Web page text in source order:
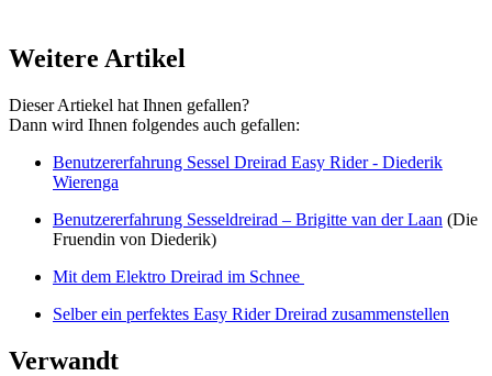
Weitere Artikel
Dieser Artiekel hat Ihnen gefallen?
Dann wird Ihnen folgendes auch gefallen:
Benutzererfahrung Sessel Dreirad Easy Rider - Diederik
Wierenga
Benutzererfahrung Sesseldreirad – Brigitte van der Laan (Die
Fruendin von Diederik)
Mit dem Elektro Dreirad im Schnee
Selber ein perfektes Easy Rider Dreirad zusammenstellen
Verwandt